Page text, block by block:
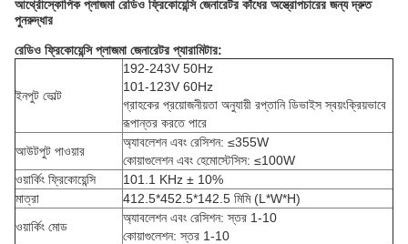
আর্থ্রোস্কোপিক প্লাজমা রেডিও ফ্রিকোয়েন্সি জেনারেটর কাঁধের অস্ত্রোপচারের জন্য দ্রুত
পুনরুদ্ধার
রেডিও ফ্রিকোয়েন্সি প্লাজমা জেনারেটর প্যারামিটার:
ইনপুট ভোল্ট
192-243V 50Hz
101-123V 60Hz
গ্রাহকের প্রয়োজনীয়তা অনুযায়ী রপ্তানি ডিভাইস স্বয়ংক্রিয়ভাবে
রূপান্তর করতে পারে
আউটপুট পাওয়ার
অ্যাবলেশন এবং রেসিশন: ≤355W
কোয়াগুলেশন এবং হেমোস্টেসিস: ≤100W
ওয়ার্কিং ফ্রিকোয়েন্সি
101.1 KHz ± 10%
মাত্রা
412.5*452.5*142.5 মিমি (L*W*H)
ওয়ার্কিং মোড
অ্যাবলেশন এবং রেসিশন: স্তর 1-10
কোয়াগুলেশন: স্তর 1-10